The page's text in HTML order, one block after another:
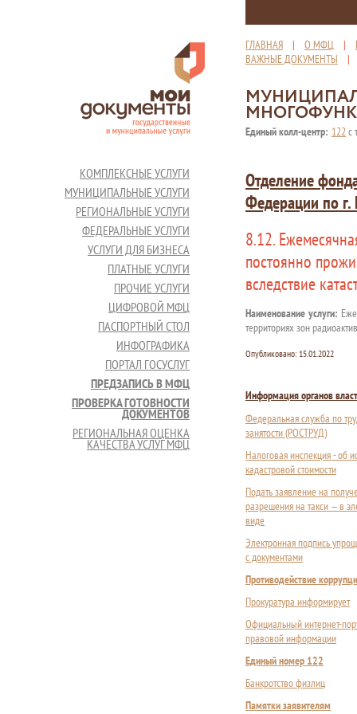
ГЛАВНАЯ | О МФЦ |
ВАЖНЫЕ ДОКУМЕНТЫ
Единый колл-центр: 122с
КОМПЛЕКСНЫЕ УСЛУГИ
МУНИЦИПАЛЬНЫЕ УСЛУГИ
РЕГИОНАЛЬНЫЕ УСЛУГИ
ФЕДЕРАЛЬНЫЕ УСЛУГИ
УСЛУГИ ДЛЯ БИЗНЕСА
ПЛАТНЫЕ УСЛУГИ
ПРОЧИЕ УСЛУГИ
ЦИФРОВОЙ МФЦ
ПАСПОРТНЫЙ СТОЛ
ИНФОГРАФИКА
ПОРТАЛ ГОСУСЛУГ
ПРЕДЗАПИСЬ В МФЦ
ПРОВЕРКА ГОТОВНОСТИ
ДОКУМЕНТОВ
РЕГИОНАЛЬНАЯ ОЦЕНКА
КАЧЕСТВА УСЛУГ МФЦ
Отделение
Федерации по
8.12.
постоянно
вследствие
Наименование услуги:
территориях зон
Опубликовано: 15.01.2022
Информация органов
Федеральная служба по
занятости (РОСТРУД)
Налоговая инспекция - об
кадастровой стоимости
Подать заявление на
разрешения на такси — в
виде
Электронная подпись
с документами
Противодействие
Прокуратура информирует
Официальный интернет-
правовой информации
Единый номер 122
Банкротство физлиц
Памятки заявителям